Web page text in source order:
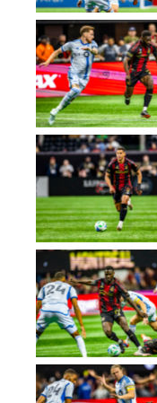
No Caption
No Caption
No Caption